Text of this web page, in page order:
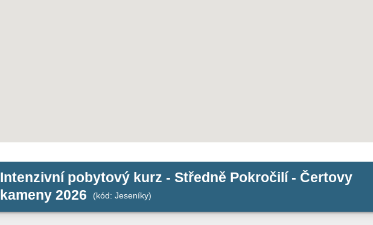
Intenzivní pobytový kurz - Středně Pokročilí - Čertovy
kameny 2026
(kód: Jeseníky)